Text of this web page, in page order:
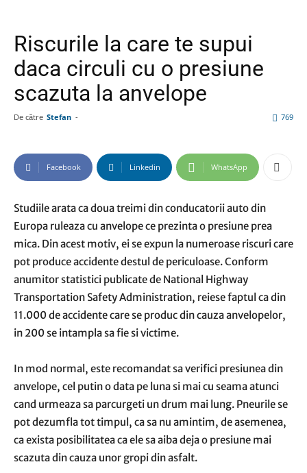
Riscurile la care te supui
daca circuli cu o presiune
scazuta la anvelope
De către Stefan - 769
Facebook Linkedin WhatsApp
Studiile arata ca doua treimi din conducatorii auto din
Europa ruleaza cu anvelope ce prezinta o presiune prea
mica. Din acest motiv, ei se expun la numeroase riscuri care
pot produce accidente destul de periculoase. Conform
anumitor statistici publicate de National Highway
Transportation Safety Administration, reiese faptul ca din
11.000 de accidente care se produc din cauza anvelopelor,
in 200 se intampla sa fie si victime.
In mod normal, este recomandat sa verifici presiunea din
anvelope, cel putin o data pe luna si mai cu seama atunci
cand urmeaza sa parcurgeti un drum mai lung. Pneurile se
pot dezumfla tot timpul, ca sa nu amintim, de asemenea,
ca exista posibilitatea ca ele sa aiba deja o presiune mai
scazuta din cauza unor gropi din asfalt.